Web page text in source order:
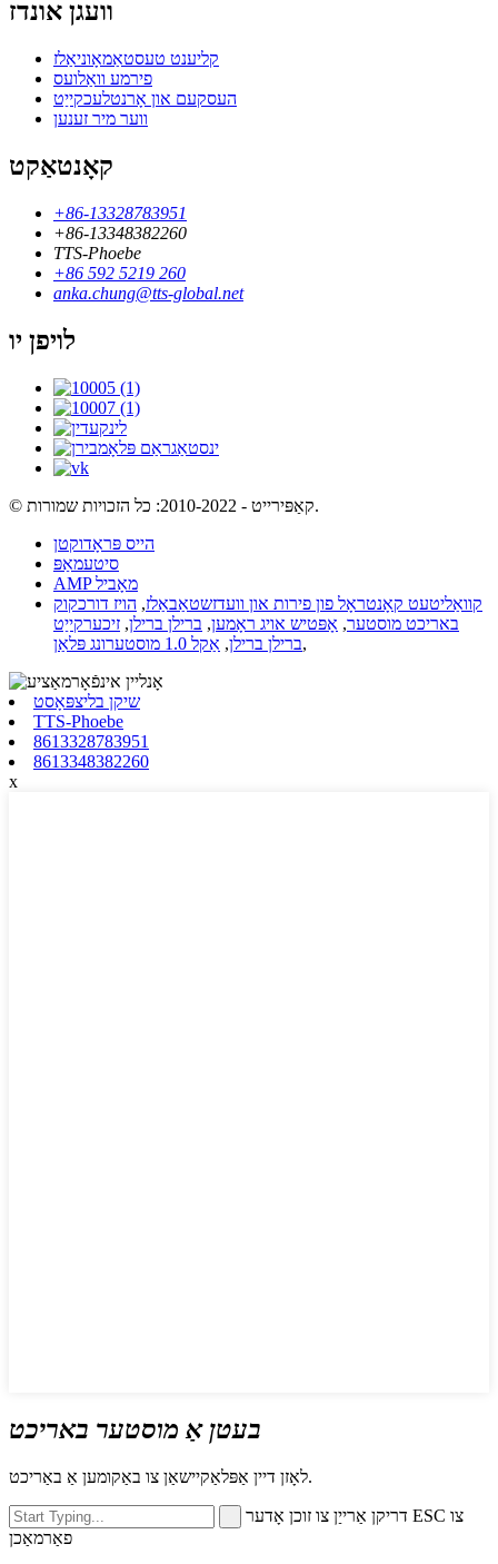
וועגן אונדז
קליענט טעסטאַמאָוניאַלז
פירמע וואַלועס
העסקעם און אָרנטלעכקייַט
ווער מיר זענען
קאָנטאַקט
+86-13328783951
+86-13348382260
TTS-Phoebe
+86 592 5219 260
anka.chung@tts-global.net
לויפן יו
© קאַפּירייט - 2010-2022: כל הזכויות שמורות.
הייס פּראָדוקטן
סיטעמאַפּ
AMP מאָביל
קוואַליטעט קאָנטראָל פון פירות און וועדזשטאַבאַלז, הויז דורכקוק
באריכט מוסטער, אָפּטיש אויג ראָמען, ברילן ברילן, זיכערקייַט
ברילן ברילן, אַקל 1.0 מוסטערונג פּלאַן ,
שיקן בליצפּאָסט
TTS-Phoebe
8613328783951
8613348382260
x
בעטן אַ מוסטער באריכט
לאָזן דיין אַפּלאַקיישאַן צו באַקומען אַ באַריכט.
דריקן אַרייַן צו זוכן אָדער ESC צו
פאַרמאַכן